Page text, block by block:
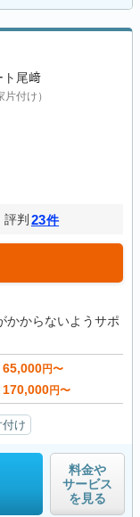
ト尾﨑
付け）
評判 23件
かからないようサポ
65,000円〜
170,000円〜
け
料金や
サービス
を見る